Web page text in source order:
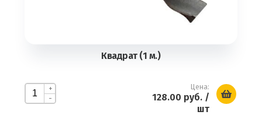
Квадрат (1 м.)
+
-
Цена:
128.00 руб./
шт